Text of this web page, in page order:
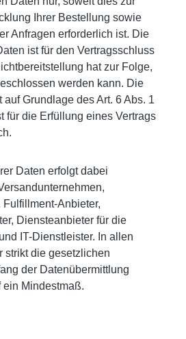
Ihrer Bestellung sowie
Anfragen erforderlich ist. Die
ist für den Vertragsschluss
hat zur Folge,
werden kann. Die
Grundlage des Art. 6 Abs. 1
für die Erfüllung eines Vertrags
Daten erfolgt dabei
Anbieter,
Diensteanbieter für die
IT-Dienstleister. In allen
strikt die gesetzlichen
der Datenübermittlung
ein Mindestmaß.